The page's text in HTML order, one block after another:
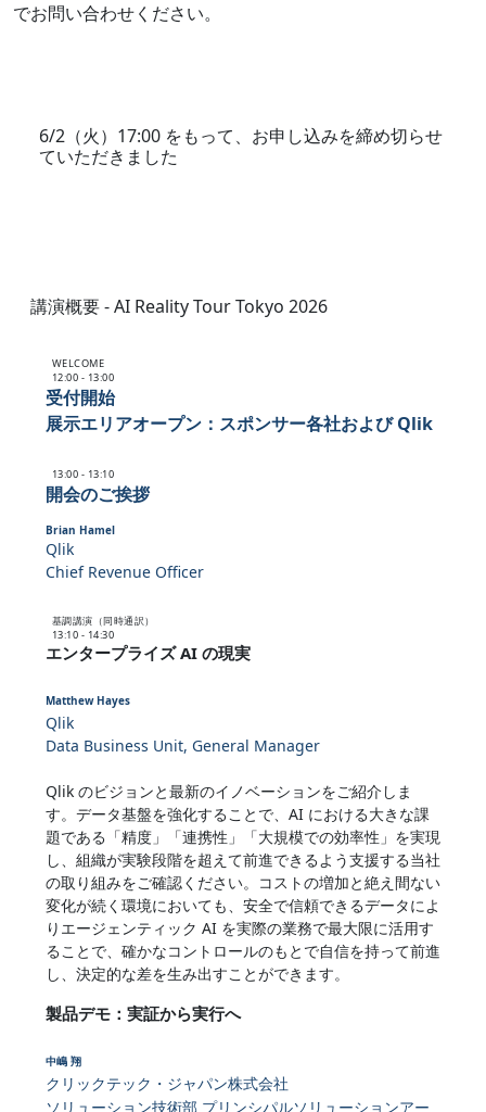
でお問い合わせください。
6/2（火）17:00 をもって、お申し込みを締め切らせ
ていただきました
講演概要 - AI Reality Tour Tokyo 2026
WELCOME
12:00 - 13:00
受付開始
展示エリアオープン：スポンサー各社および Qlik
13:00 - 13:10
開会のご挨拶
Brian Hamel
Qlik
Chief Revenue Officer
基調講演（同時通訳）
13:10 - 14:30
エンタープライズ AI の現実
Matthew Hayes
Qlik
Data Business Unit, General Manager
Qlik のビジョンと最新のイノベーションをご紹介しま
す。データ基盤を強化することで、AI における大きな課
題である「精度」「連携性」「大規模での効率性」を実現
し、組織が実験段階を超えて前進できるよう支援する当社
の取り組みをご確認ください。コストの増加と絶え間ない
変化が続く環境においても、安全で信頼できるデータによ
りエージェンティック AI を実際の業務で最大限に活用す
ることで、確かなコントロールのもとで自信を持って前進
し、決定的な差を生み出すことができます。
製品デモ：実証から実行へ
中嶋 翔
クリックテック・ジャパン株式会社
ソリューション技術部 プリンシパルソリューションアー